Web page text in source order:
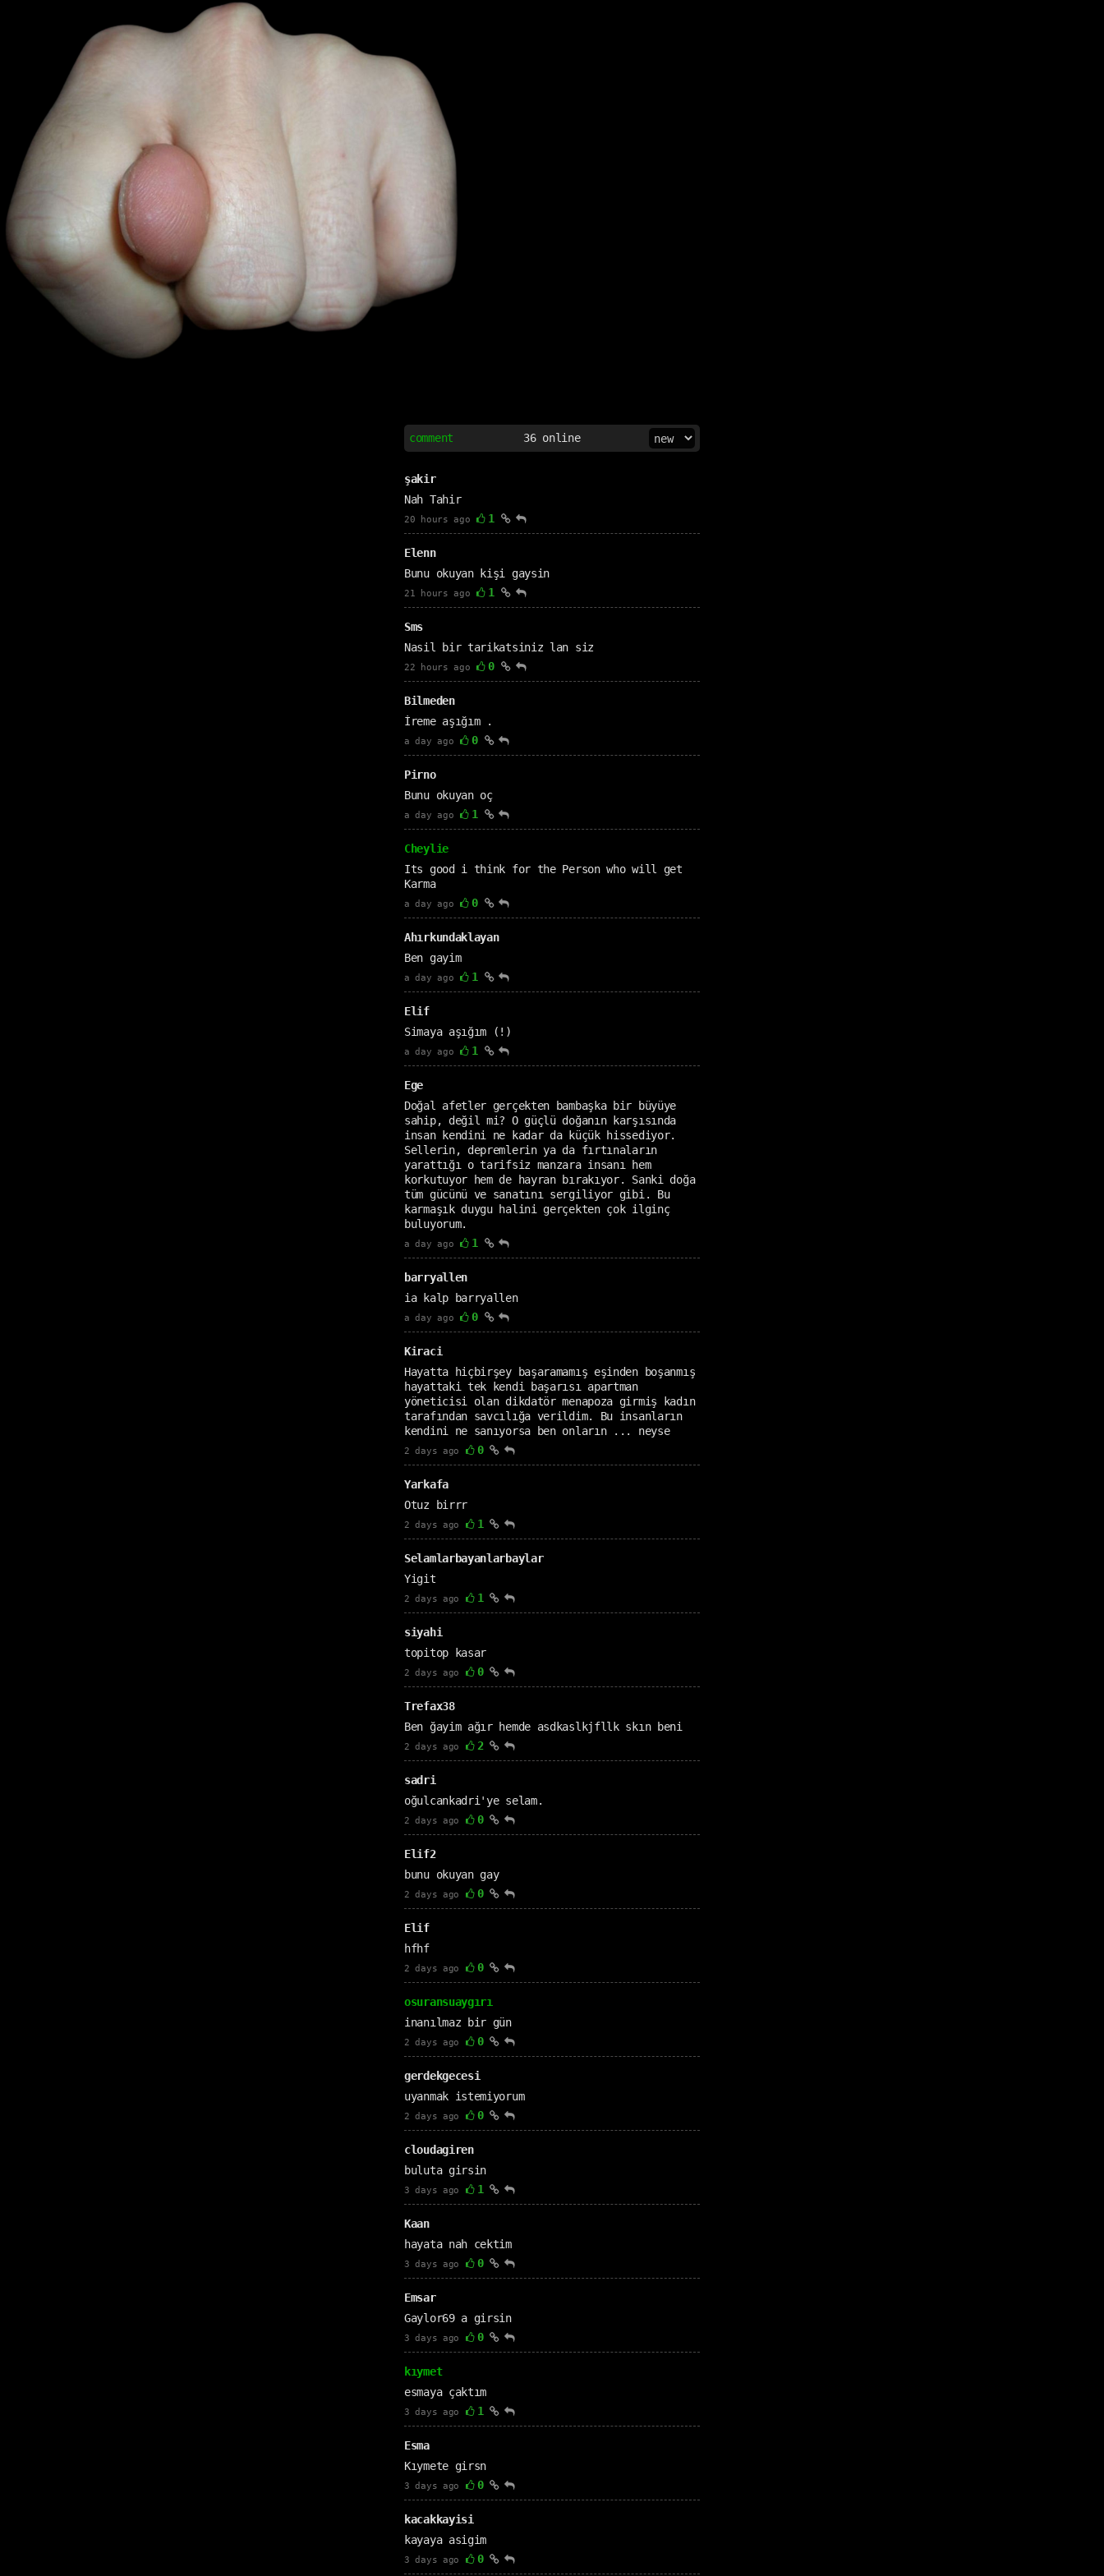
comment 36online
şakir
Nah Tahir
20 hours ago 1
Elenn
Bunu okuyan kişi gaysin
21 hours ago 1
Sms
Nasil bir tarikatsiniz lan siz
22 hours ago 0
Bilmeden
İreme aşığım .
a day ago 0
Pirno
Bunu okuyan oç
a day ago 1
Cheylie
Its good i think for the Person who will get
Karma
a day ago 0
Ahırkundaklayan
Ben gayim
a day ago 1
Elif
Simaya aşığım (!)
a day ago 1
Ege
Doğal afetler gerçekten bambaşka bir büyüye
sahip, değil mi? O güçlü doğanın karşısında
insan kendini ne kadar da küçük hissediyor.
Sellerin, depremlerin ya da fırtınaların
yarattığı o tarifsiz manzara insanı hem
korkutuyor hem de hayran bırakıyor. Sanki doğa
tüm gücünü ve sanatını sergiliyor gibi. Bu
karmaşık duygu halini gerçekten çok ilginç
buluyorum.
a day ago 1
barryallen
ia kalp barryallen
a day ago 0
Kiraci
Hayatta hiçbirşey başaramamış eşinden boşanmış
hayattaki tek kendi başarısı apartman
yöneticisi olan dikdatör menapoza girmiş kadın
tarafından savcılığa verildim. Bu insanların
kendini ne sanıyorsa ben onların ... neyse
2 days ago 0
Yarkafa
Otuz birrr
2 days ago 1
Selamlarbayanlarbaylar
Yigit
2 days ago 1
siyahi
topitop kasar
2 days ago 0
Trefax38
Ben ğayim ağır hemde asdkaslkjfllk skın beni
2 days ago 2
sadri
oğulcankadri'ye selam.
2 days ago 0
Elif2
bunu okuyan gay
2 days ago 0
Elif
hfhf
2 days ago 0
osuransuaygırı
inanılmaz bir gün
2 days ago 0
gerdekgecesi
uyanmak istemiyorum
2 days ago 0
cloudagiren
buluta girsin
3 days ago 1
Kaan
hayata nah cektim
3 days ago 0
Emsar
Gaylor69 a girsin
3 days ago 0
kıymet
esmaya çaktım
3 days ago 1
Esma
Kıymete girsn
3 days ago 0
kacakkayisi
kayaya asigim
3 days ago 0